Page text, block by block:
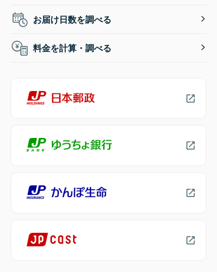
お届け日数を調べる
料金を計算・調べる